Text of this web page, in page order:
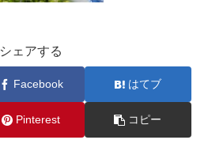
シェアする
Facebook はてブ
Pinterest コピー